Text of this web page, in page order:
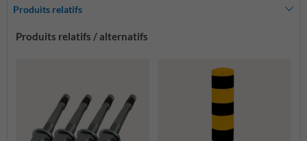
Produits relatifs
Produits relatifs / alternatifs